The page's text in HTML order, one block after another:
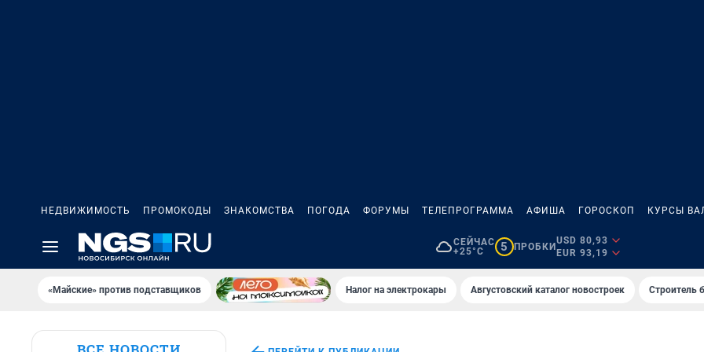
НЕДВИЖИМОСТЬ ПРОМОКОДЫ ЗНАКОМСТВА ПОГОДА ФОРУМЫ ТЕЛЕПРОГРАММА АФИША ГОРОСКОП КУРСЫ
СЕЙЧАС
+25°C
5 ПРОБКИ
USD 80,93
EUR 93,19
«Майские» против подставщиков Налог на электрокары Августовский каталог новостроек Строитель